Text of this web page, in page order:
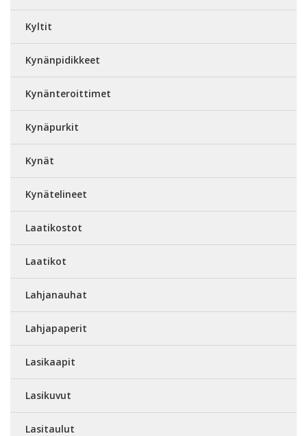
Kyltit
Kynänpidikkeet
Kynänteroittimet
Kynäpurkit
Kynät
Kynätelineet
Laatikostot
Laatikot
Lahjanauhat
Lahjapaperit
Lasikaapit
Lasikuvut
Lasitaulut